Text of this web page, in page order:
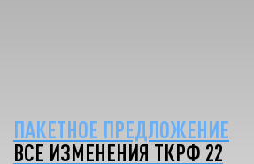
ПАКЕТНОЕ ПРЕДЛОЖЕНИЕ
ВСЕ ИЗМЕНЕНИЯ ТКРФ 22